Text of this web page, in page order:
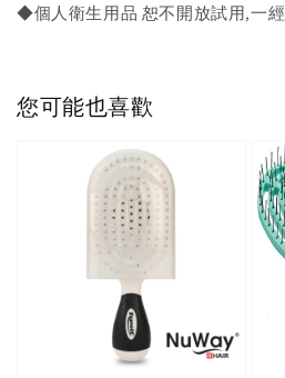
◆個人衛生用品 恕不開放試用,一
您可能也喜歡